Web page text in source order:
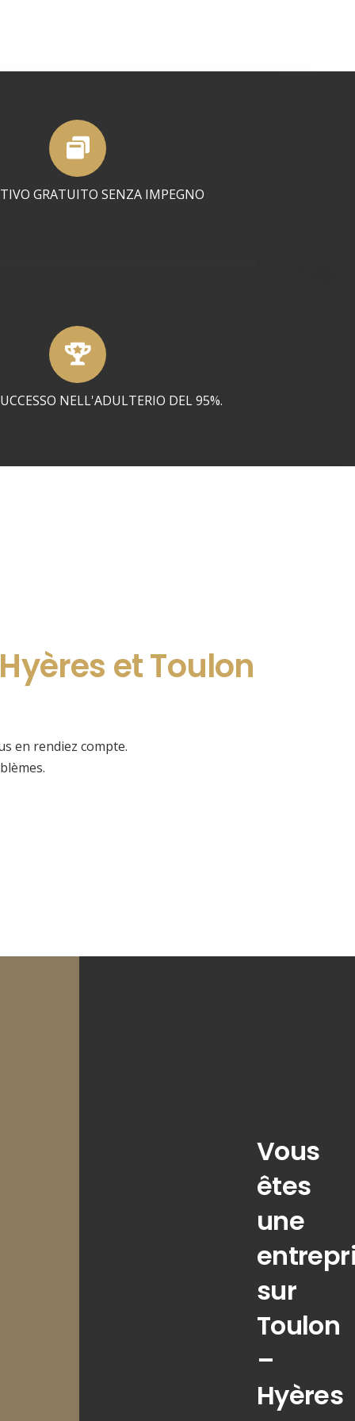
GRATUITO SENZA IMPEGNO
NELL'ADULTERIO DEL 95%.
et Toulon
en rendiez compte.
Vous
êtes
une
sur
Toulon
–
Hyères